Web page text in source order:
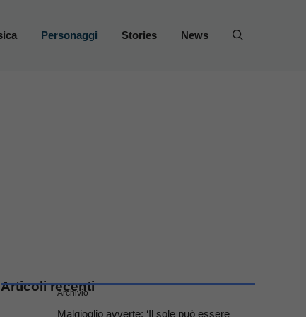
Personaggi Stories News
Articoli recenti
Archivio
Malgioglio avverte: ‘Il sole può essere